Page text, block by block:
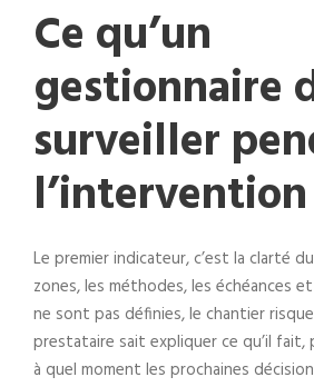
Ce qu’un
gestionnaire
surveiller
l’intervention
Le premier indicateur, c’est la clarté
zones, les méthodes, les échéances
ne sont pas définies, le chantier
prestataire sait expliquer ce qu’il
à quel moment les prochaines